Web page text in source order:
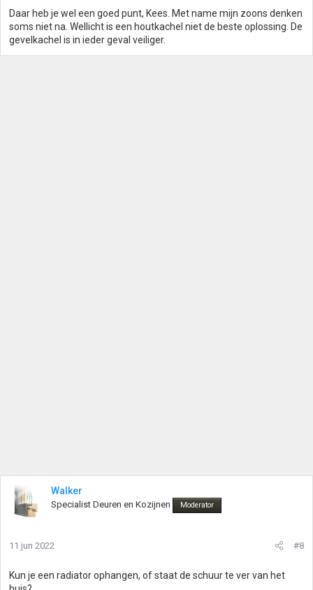
Daar heb je wel een goed punt, Kees. Met name mijn zoons denken
soms niet na. Wellicht is een houtkachel niet de beste oplossing. De
gevelkachel is in ieder geval veiliger.
Walker
Specialist Deuren en Kozijnen Moderator
11 jun 2022 #8
Kun je een radiator ophangen, of staat de schuur te ver van het